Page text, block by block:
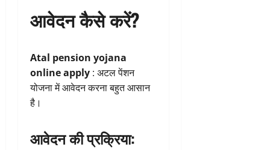
आवेदन कैसे करें?
Atal pension yojana
online apply : अटल पेंशन
योजना में आवेदन करना बहुत आसान
है।
आवेदन की प्रक्रिया: